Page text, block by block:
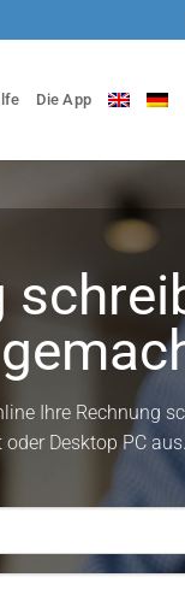
Die App
Ihre Rechnung
Desktop PC aus.